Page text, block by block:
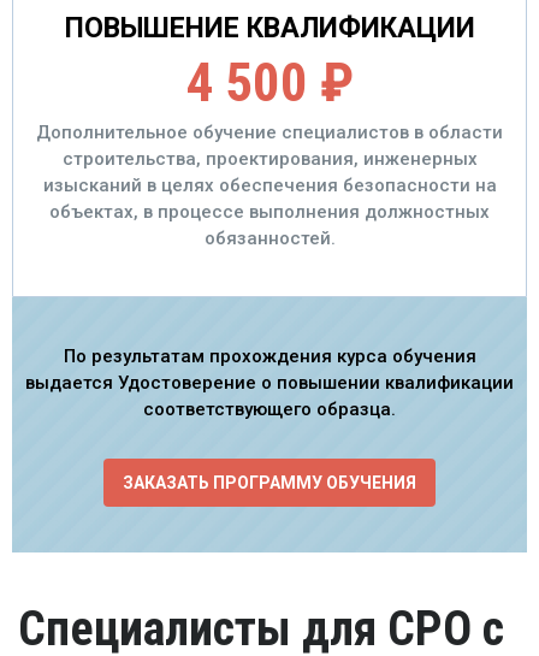
ПОВЫШЕНИЕ КВАЛИФИКАЦИИ
4 500 ₽
Дополнительное обучение специалистов в области
строительства, проектирования, инженерных
изысканий в целях обеспечения безопасности на
объектах, в процессе выполнения должностных
обязанностей.
По результатам прохождения курса обучения
выдается Удостоверение о повышении квалификации
соответствующего образца.
ЗАКАЗАТЬ ПРОГРАММУ ОБУЧЕНИЯ
Специалисты для СРО с